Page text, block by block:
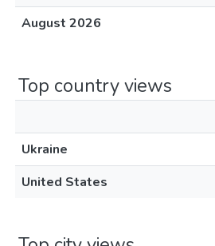
August 2026
Top country views
Ukraine
United States